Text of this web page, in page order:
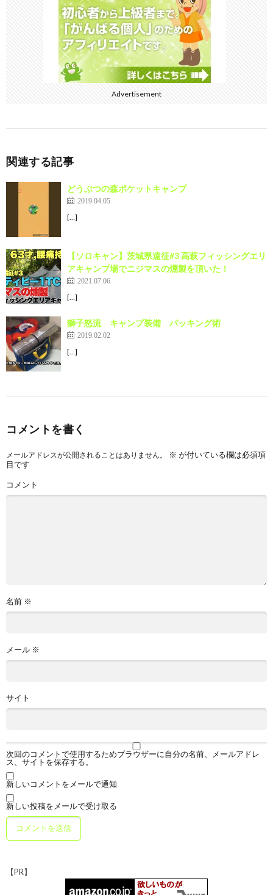
Advertisement
関連する記事
どうぶつの森ポケットキャンプ
2019.04.05
[…]
【ソロキャン】茨城県遠征#3 高萩フィッシングエリ
アキャンプ場でニジマスの燻製を頂いた！
2021.07.06
[…]
獅子怒流 キャンプ装備 パッキング術
2019.02.02
[…]
コメントを書く
メールアドレスが公開されることはありません。 ※ が付いている欄は必須項
目です
コメント
名前 ※
メール ※
サイト
次回のコメントで使用するためブラウザーに自分の名前、メールアドレ
ス、サイトを保存する。
新しいコメントをメールで通知
新しい投稿をメールで受け取る
【PR】